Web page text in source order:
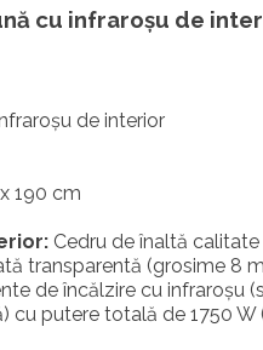
cu infraroşu de
de interior
190 cm
Cedru de înaltă calitate
transparentă (grosime 8
de încălzire cu infraroșu
cu putere totală de 1750 W